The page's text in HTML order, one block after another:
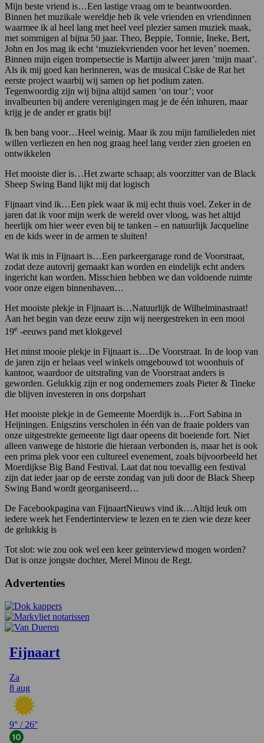
Mijn beste vriend is…Een lastige vraag om te beantwoorden.
Binnen het muzikale wereldje heb ik vele vrienden en vriendinnen
waarmee ik al heel lang met heel veel plezier samen muziek maak,
met sommigen al bijna 50 jaar. Theo, Beppie, Tonnie, Ineke, Bert,
John en Jos mag ik echt ‘muziekvrienden voor het leven’ noemen.
Binnen mijn eigen trompetsectie is Martijn alweer jaren ‘mijn maat’.
Als ik mij goed kan herinneren, was de musical Ciske de Rat het
eerste project waarbij wij samen op het podium zaten.
Tegenwoordig zijn wij bijna altijd samen ‘on tour’; voor
invalbeurten bij andere verenigingen mag je de één inhuren, maar
krijg je de ander er gratis bij!
Ik ben bang voor…Heel weinig. Maar ik zou mijn familieleden niet
willen verliezen en hen nog graag heel lang verder zien groeien en
ontwikkelen
Het mooiste dier is…Het zwarte schaap; als voorzitter van de Black
Sheep Swing Band lijkt mij dat logisch
Fijnaart vind ik…Een plek waar ik mij echt thuis voel. Zeker in de
jaren dat ik voor mijn werk de wereld over vloog, was het altijd
heerlijk om hier weer even bij te tanken – en natuurlijk Jacqueline
en de kids weer in de armen te sluiten!
Wat ik mis in Fijnaart is…Een parkeergarage rond de Voorstraat,
zodat deze autovrij gemaakt kan worden en eindelijk echt anders
ingericht kan worden. Misschien hebben we dan voldoende ruimte
voor onze eigen binnenhaven…
Het mooiste plekje in Fijnaart is…Natuurlijk de Wilhelminastraat!
Aan het begin van deze eeuw zijn wij neergestreken in een mooi
19e -eeuws pand met klokgevel
Het minst mooie plekje in Fijnaart is…De Voorstraat. In de loop van
de jaren zijn er helaas veel winkels omgebouwd tot woonhuis of
kantoor, waardoor de uitstraling van de Voorstraat anders is
geworden. Gelukkig zijn er nog ondernemers zoals Pieter & Tineke
die blijven investeren in ons dorpshart
Het mooiste plekje in de Gemeente Moerdijk is…Fort Sabina in
Heijningen. Enigszins verscholen in één van de fraaie polders van
onze uitgestrekte gemeente ligt daar opeens dit boeiende fort. Niet
alleen vanwege de historie die hieraan verbonden is, maar het is ook
een prima plek voor een cultureel evenement, zoals bijvoorbeeld het
Moerdijkse Big Band Festival. Laat dat nou toevallig een festival
zijn dat ieder jaar op de eerste zondag van juli door de Black Sheep
Swing Band wordt georganiseerd…
De Facebookpagina van FijnaartNieuws vind ik…Altijd leuk om
iedere week het Fendertinterview te lezen en te zien wie deze keer
de gelukkig is
Tot slot: wie zou ook wel een keer geïnterviewd mogen worden?
Dat is onze jongste dochter, Merel Minou de Regt.
Advertenties